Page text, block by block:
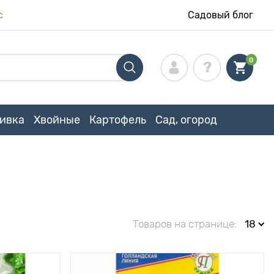
Садовый блог
0
Хвойные Картофель Сад, огород
Товаров на странице: 18